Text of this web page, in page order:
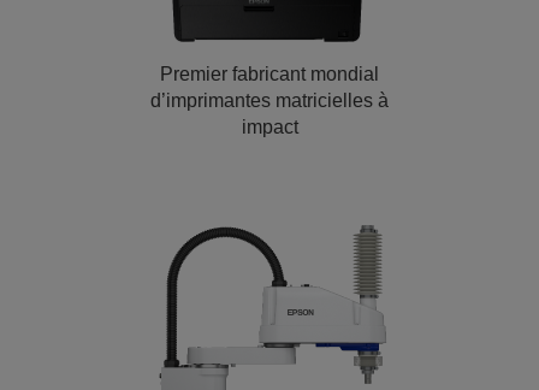
Premier fabricant mondial
d’imprimantes matricielles à
impact